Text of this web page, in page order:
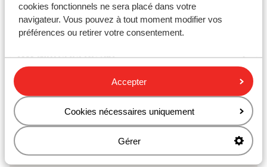
cookies fonctionnels ne sera placé dans votre
navigateur. Vous pouvez à tout moment modifier vos
préférences ou retirer votre consentement.
Accepter
Cookies nécessaires uniquement
Gérer
Cours de ski
Matériel de ski
Autres hébergements - Les Deux
Alpes
Résidence Neige et Soleil